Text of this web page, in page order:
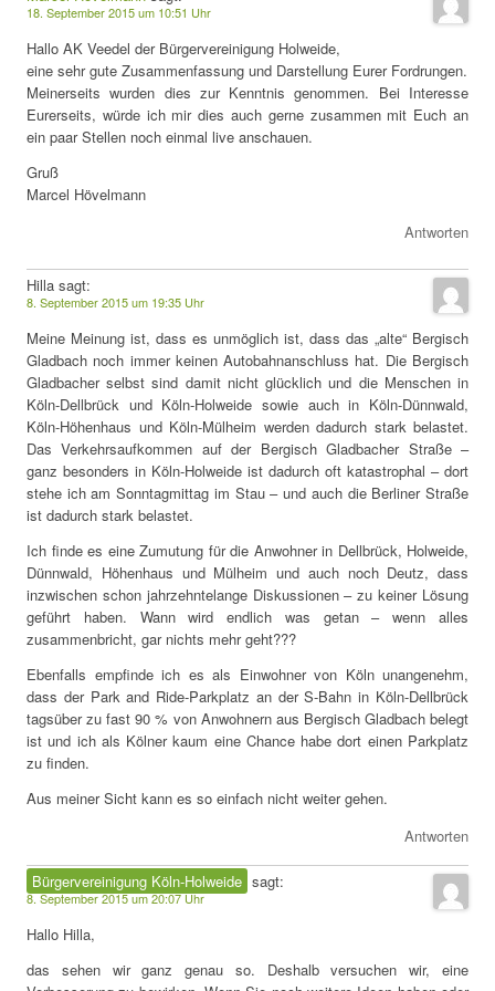
18. September 2015 um 10:51 Uhr
Hallo AK Veedel der Bürgervereinigung Holweide,
eine sehr gute Zusammenfassung und Darstellung Eurer Fordrungen.
Meinerseits wurden dies zur Kenntnis genommen. Bei Interesse
Eurerseits, würde ich mir dies auch gerne zusammen mit Euch an
ein paar Stellen noch einmal live anschauen.
Gruß
Marcel Hövelmann
Antworten
Hilla sagt:
8. September 2015 um 19:35 Uhr
Meine Meinung ist, dass es unmöglich ist, dass das „alte“ Bergisch
Gladbach noch immer keinen Autobahnanschluss hat. Die Bergisch
Gladbacher selbst sind damit nicht glücklich und die Menschen in
Köln-Dellbrück und Köln-Holweide sowie auch in Köln-Dünnwald,
Köln-Höhenhaus und Köln-Mülheim werden dadurch stark belastet.
Das Verkehrsaufkommen auf der Bergisch Gladbacher Straße –
ganz besonders in Köln-Holweide ist dadurch oft katastrophal – dort
stehe ich am Sonntagmittag im Stau – und auch die Berliner Straße
ist dadurch stark belastet.
Ich finde es eine Zumutung für die Anwohner in Dellbrück, Holweide,
Dünnwald, Höhenhaus und Mülheim und auch noch Deutz, dass
inzwischen schon jahrzehntelange Diskussionen – zu keiner Lösung
geführt haben. Wann wird endlich was getan – wenn alles
zusammenbricht, gar nichts mehr geht???
Ebenfalls empfinde ich es als Einwohner von Köln unangenehm,
dass der Park and Ride-Parkplatz an der S-Bahn in Köln-Dellbrück
tagsüber zu fast 90 % von Anwohnern aus Bergisch Gladbach belegt
ist und ich als Kölner kaum eine Chance habe dort einen Parkplatz
zu finden.
Aus meiner Sicht kann es so einfach nicht weiter gehen.
Antworten
Bürgervereinigung Köln-Holweide sagt:
8. September 2015 um 20:07 Uhr
Hallo Hilla,
das sehen wir ganz genau so. Deshalb versuchen wir, eine